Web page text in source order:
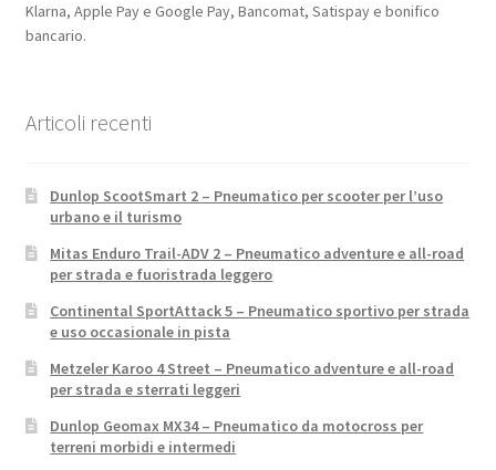
Klarna, Apple Pay e Google Pay, Bancomat, Satispay e bonifico
bancario.
Articoli recenti
Dunlop ScootSmart 2 – Pneumatico per scooter per l’uso
urbano e il turismo
Mitas Enduro Trail-ADV 2 – Pneumatico adventure e all-road
per strada e fuoristrada leggero
Continental SportAttack 5 – Pneumatico sportivo per strada
e uso occasionale in pista
Metzeler Karoo 4 Street – Pneumatico adventure e all-road
per strada e sterrati leggeri
Dunlop Geomax MX34 – Pneumatico da motocross per
terreni morbidi e intermedi